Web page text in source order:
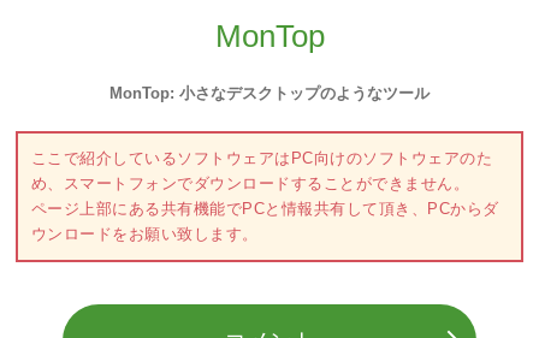
MonTop
MonTop: 小さなデスクトップのようなツール
ここで紹介しているソフトウェアはPC向けのソフトウェアのた
め、スマートフォンでダウンロードすることができません。
ページ上部にある共有機能でPCと情報共有して頂き、PCからダ
ウンロードをお願い致します。